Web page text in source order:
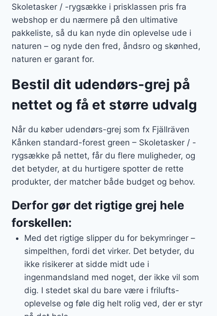
Skoletasker / -rygsække i prisklassen pris fra
webshop er du nærmere på den ultimative
pakkeliste, så du kan nyde din oplevelse ude i
naturen – og nyde den fred, åndsro og skønhed,
naturen er garant for.
Bestil dit udendørs-grej på
nettet og få et større udvalg
Når du køber udendørs-grej som fx Fjällräven
Kånken standard-forest green – Skoletasker / -
rygsække på nettet, får du flere muligheder, og
det betyder, at du hurtigere spotter de rette
produkter, der matcher både budget og behov.
Derfor gør det rigtige grej hele
forskellen:
Med det rigtige slipper du for bekymringer –
simpelthen, fordi det virker. Det betyder, du
ikke risikerer at sidde midt ude i
ingenmandsland med noget, der ikke vil som
dig. I stedet skal du bare være i frilufts-
oplevelse og føle dig helt rolig ved, der er styr